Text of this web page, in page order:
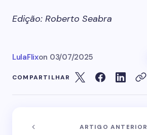
Edição: Roberto Seabra
LulaFlixon 03/07/2025
COMPARTILHAR
ARTIGO ANTERIOR